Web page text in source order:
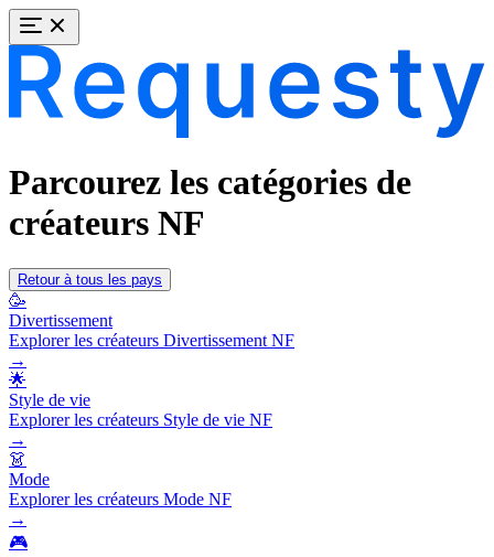
Parcourez les catégories de
créateurs NF
Retour à tous les pays
🥳
Divertissement
Explorer les créateurs Divertissement NF
→
🌟
Style de vie
Explorer les créateurs Style de vie NF
→
👗
Mode
Explorer les créateurs Mode NF
→
🎮